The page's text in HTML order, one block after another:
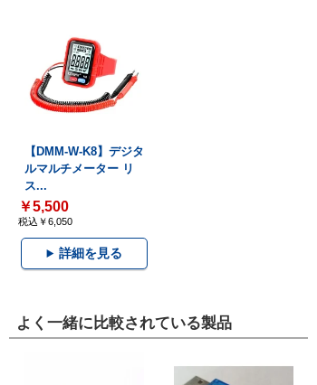
【DMM-W-K8】デジタ
ルマルチメーター リ
ス...
￥5,500
税込￥6,050
詳細を見る
よく一緒に比較されている製品